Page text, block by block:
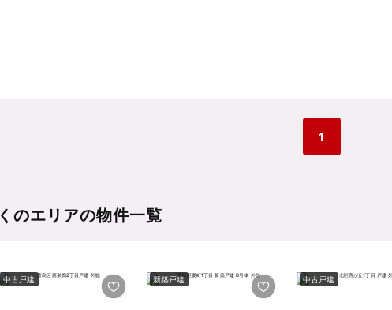
1
のエリアの物件一覧
中古戸建 新築戸建 中古戸建